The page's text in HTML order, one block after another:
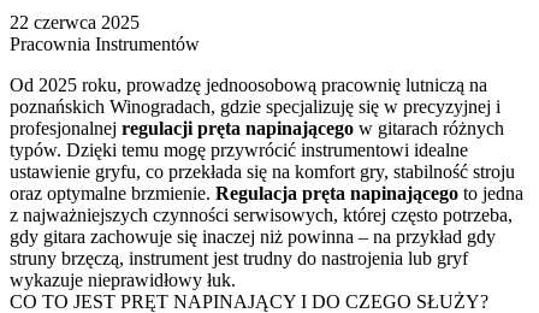
22 czerwca 2025
Pracownia Instrumentów
Od 2025 roku, prowadzę jednoosobową pracownię lutniczą na
poznańskich Winogradach, gdzie specjalizuję się w precyzyjnej i
profesjonalnej regulacji pręta napinającego w gitarach różnych
typów. Dzięki temu mogę przywrócić instrumentowi idealne
ustawienie gryfu, co przekłada się na komfort gry, stabilność stroju
oraz optymalne brzmienie. Regulacja pręta napinającego to jedna
z najważniejszych czynności serwisowych, której często potrzeba,
gdy gitara zachowuje się inaczej niż powinna – na przykład gdy
struny brzęczą, instrument jest trudny do nastrojenia lub gryf
wykazuje nieprawidłowy łuk.
CO TO JEST PRĘT NAPINAJĄCY I DO CZEGO SŁUŻY?